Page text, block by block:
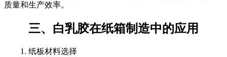
质量和生产效率。
三、白乳胶在纸箱制造中的应用
1. 纸板材料选择